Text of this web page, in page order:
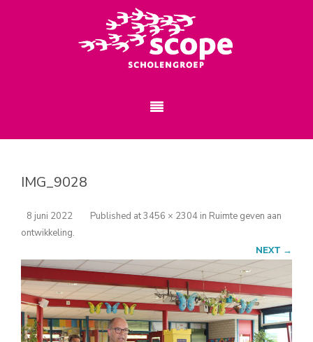
IMG_9028
Published
8 juni 2022 at3456 × 2304 in Ruimte geven aan
ontwikkeling.
NEXT →